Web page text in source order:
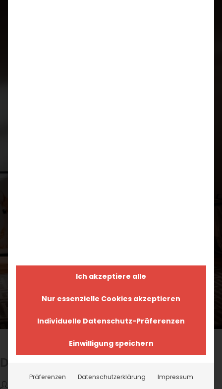
Ich akzeptiere alle
Nur essenzielle Cookies akzeptieren
Individuelle Datenschutz-Präferenzen
Einwilligung speichern
Präferenzen Datenschutzerklärung Impressum